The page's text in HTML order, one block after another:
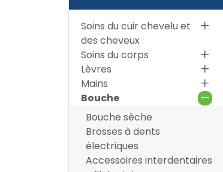
Soins du cuir chevelu et
des cheveux
Soins du corps
Lèvres
Mains
Bouche
Bouche sèche
Brosses à dents
électriques
Accessoires interdentaires